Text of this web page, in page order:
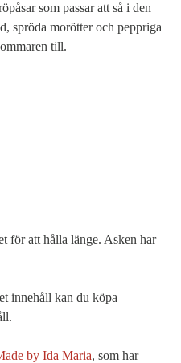
som passar att så i den
spröda morötter och peppriga
till.
för att hålla länge. Asken har
innehåll kan du köpa
by Ida Maria, som har